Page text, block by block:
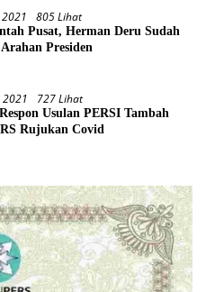
2021 805 Lihat
Pusat, Herman Deru Sudah
Presiden
2021 727 Lihat
Usulan PERSI Tambah
Rujukan Covid